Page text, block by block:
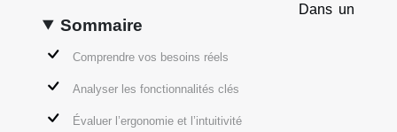
Sommaire
Comprendre vos besoins réels
Analyser les fonctionnalités clés
Évaluer l’ergonomie et l’intuitivité
Dans un